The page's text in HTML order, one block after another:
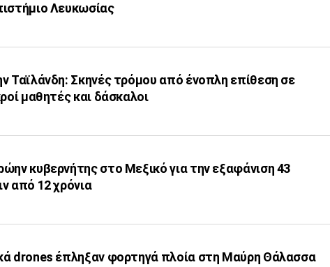
Λευκωσίας
Ταϊλάνδη: Σκηνές τρόμου από ένοπλη επίθεση σε
μαθητές και δάσκαλοι
κυβερνήτης στο Μεξικό για την εξαφάνιση 43
από 12 χρόνια
drones έπληξαν φορτηγά πλοία στη Μαύρη Θάλασσα